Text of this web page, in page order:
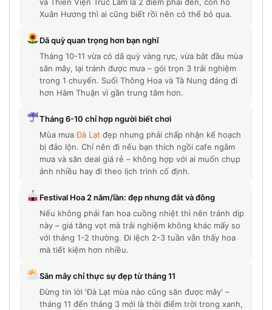
và Thiền Viện Trúc Lâm là 2 điểm phải đến, còn hồ
Xuân Hương thì ai cũng biết rồi nên có thể bỏ qua.
Dã quỳ quan trọng hơn bạn nghĩ
Tháng 10-11 vừa có dã quỳ vàng rực, vừa bắt đầu mùa
săn mây, lại tránh được mưa – gói trọn 3 trải nghiệm
trong 1 chuyến. Suối Thông Hoa và Tà Nung đáng đi
hơn Hàm Thuận vì gần trung tâm hơn.
Tháng 6-10 chỉ hợp người biết chơi
Mùa mưaĐà Lạt đẹp nhưng phải chấp nhận kế hoạch
bị đảo lộn. Chỉ nên đi nếu bạn thích ngồi cafe ngắm
mưa và săn deal giá rẻ – không hợp với ai muốn chụp
ảnh nhiều hay đi theo lịch trình cố định.
Festival Hoa 2 năm/lần: đẹp nhưng đắt và đông
Nếu không phải fan hoa cuồng nhiệt thì nên tránh dịp
này – giá tăng vọt mà trải nghiệm không khác mấy so
với tháng 1-2 thường. Đi lệch 2-3 tuần vẫn thấy hoa
mà tiết kiệm hơn nhiều.
Săn mây chỉ thực sự đẹp từ tháng 11
Đừng tin lời 'Đà Lạt mùa nào cũng săn được mây' –
tháng 11 đến tháng 3 mới là thời điểm trời trong xanh,